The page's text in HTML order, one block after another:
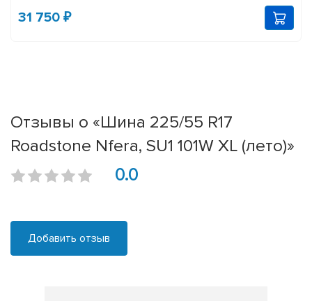
31 750 ₽
Отзывы о «Шина 225/55 R17
Roadstone Nfera, SU1 101W XL (лето)»
0.0
Добавить отзыв